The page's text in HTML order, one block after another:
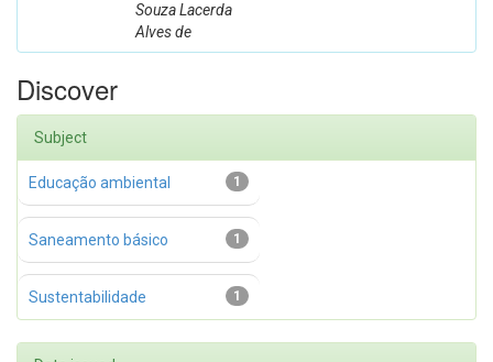
Souza Lacerda
Alves de
Discover
Subject
1
Educação ambiental
1
Saneamento básico
1
Sustentabilidade